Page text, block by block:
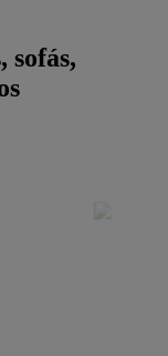
sofás,